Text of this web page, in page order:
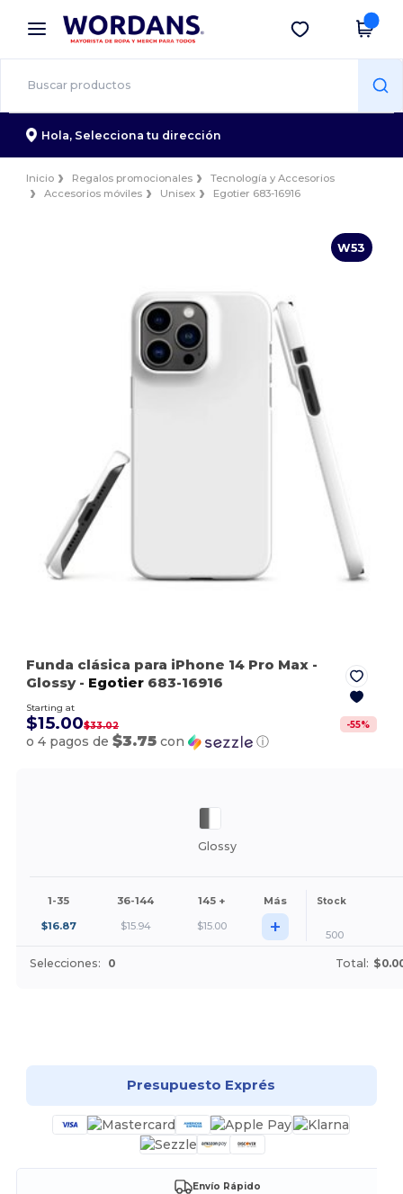
× App de Wordans
¡Mejores precios en app!
Descargar app
Hola, Selecciona tu dirección
Inicio Regalos promocionales
Tecnología y Accesorios
Accesorios móviles
Unisex Egotier 683-16916
W53
Funda clásica para iPhone 14 Pro Max -
Glossy- Egotier 683-16916
Starting at
$15.00$33.02 -55%
o 4 pagos de$3.75 con ⓘ
Glossy
1-35 36-144 145 + Más Stock
$16.87 $15.94 $15.00 + 500
Selecciones: 0 Total:
Presupuesto Exprés
Envío Rápido